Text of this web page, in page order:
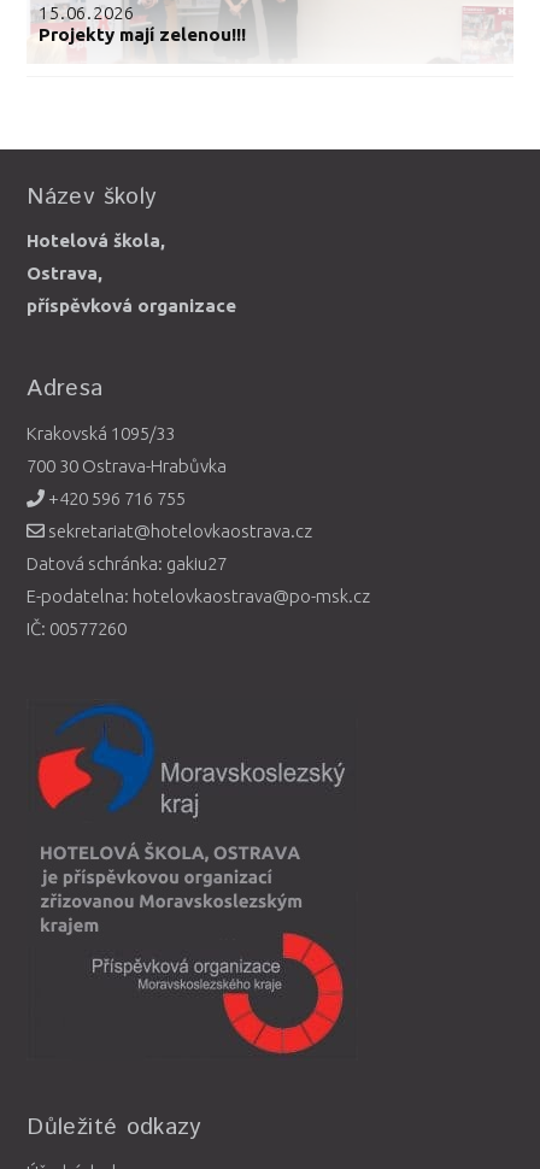
15.06.2026
Projekty mají zelenou!!!
Název školy
Hotelová škola,
Ostrava,
příspěvková organizace
Adresa
Krakovská 1095/33
700 30 Ostrava-Hrabůvka
+420 596 716 755
sekretariat@hotelovkaostrava.cz
Datová schránka: gakiu27
E-podatelna: hotelovkaostrava@po-msk.cz
IČ: 00577260
Důležité odkazy